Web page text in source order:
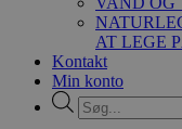
AT LEGE
Kontakt
Min konto
Products
search